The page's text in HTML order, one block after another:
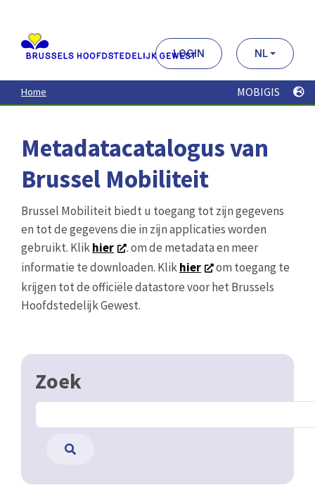
contenu
principal
LOGIN NL
Home MOBIGIS
Metadatacatalogus van
Brussel Mobiliteit
Brussel Mobiliteit biedt u toegang tot zijn gegevens
en tot de gegevens die in zijn applicaties worden
gebruikt. Klikhier
. om de metadata en meer
informatie te downloaden. Klikhier
om toegang te
krijgen tot de officiële datastore voor het Brussels
Hoofdstedelijk Gewest.
Zoek